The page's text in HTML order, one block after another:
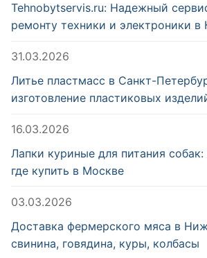
Tehnobytservis.ru: Надежный
ремонту техники и электроники в
31.03.2026
Литье пластмасс в Санкт-
изготовление пластиковых
16.03.2026
Лапки куриные для питания
где купить в Москве
03.03.2026
Доставка фермерского мяса в
свинина, говядина, куры, колбасы